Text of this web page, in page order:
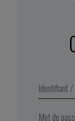
d’établir
la
rencontre
situations